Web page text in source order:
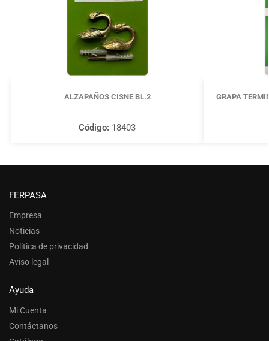
ALZAPAÑOS CISNE BL.2
Código: 18403
GRAPA
FERPASA
Empresa
Noticias
Política de privacidad
Aviso legal
Ayuda
Mi Cuenta
Contáctanos